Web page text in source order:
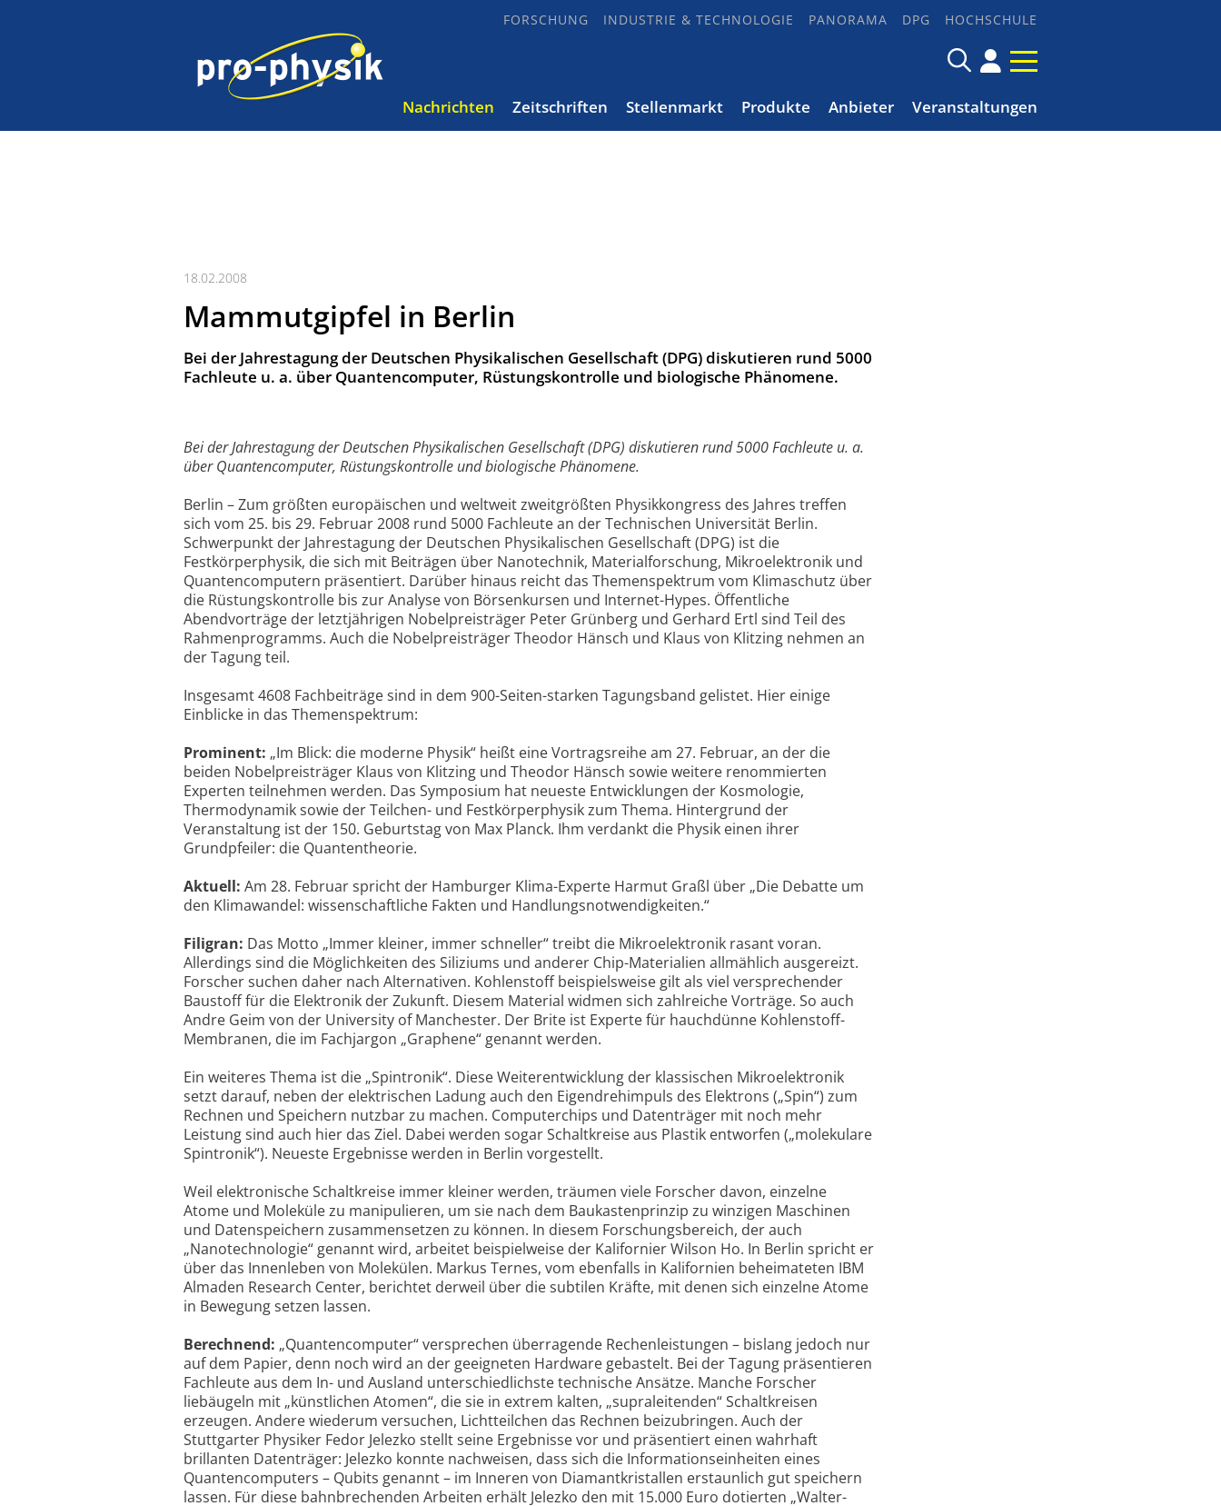
FORSCHUNG INDUSTRIE & TECHNOLOGIE PANORAMA DPG HOCHSCHULE
Nachrichten Zeitschriften Stellenmarkt Produkte Anbieter Veranstaltungen
18.02.2008
Mammutgipfel in Berlin
Bei der Jahrestagung der Deutschen Physikalischen Gesellschaft (DPG) diskutieren rund 5000
Fachleute u. a. über Quantencomputer, Rüstungskontrolle und biologische Phänomene.
Bei der Jahrestagung der Deutschen Physikalischen Gesellschaft (DPG) diskutieren rund 5000 Fachleute u. a.
über Quantencomputer, Rüstungskontrolle und biologische Phänomene.
Berlin – Zum größten europäischen und weltweit zweitgrößten Physikkongress des Jahres treffen
sich vom 25. bis 29. Februar 2008 rund 5000 Fachleute an der Technischen Universität Berlin.
Schwerpunkt der Jahrestagung der Deutschen Physikalischen Gesellschaft (DPG) ist die
Festkörperphysik, die sich mit Beiträgen über Nanotechnik, Materialforschung, Mikroelektronik und
Quantencomputern präsentiert. Darüber hinaus reicht das Themenspektrum vom Klimaschutz über
die Rüstungskontrolle bis zur Analyse von Börsenkursen und Internet-Hypes. Öffentliche
Abendvorträge der letztjährigen Nobelpreisträger Peter Grünberg und Gerhard Ertl sind Teil des
Rahmenprogramms. Auch die Nobelpreisträger Theodor Hänsch und Klaus von Klitzing nehmen an
der Tagung teil.
Insgesamt 4608 Fachbeiträge sind in dem 900-Seiten-starken Tagungsband gelistet. Hier einige
Einblicke in das Themenspektrum:
Prominent: „Im Blick: die moderne Physik“ heißt eine Vortragsreihe am 27. Februar, an der die
beiden Nobelpreisträger Klaus von Klitzing und Theodor Hänsch sowie weitere renommierten
Experten teilnehmen werden. Das Symposium hat neueste Entwicklungen der Kosmologie,
Thermodynamik sowie der Teilchen- und Festkörperphysik zum Thema. Hintergrund der
Veranstaltung ist der 150. Geburtstag von Max Planck. Ihm verdankt die Physik einen ihrer
Grundpfeiler: die Quantentheorie.
Aktuell: Am 28. Februar spricht der Hamburger Klima-Experte Harmut Graßl über „Die Debatte um
den Klimawandel: wissenschaftliche Fakten und Handlungsnotwendigkeiten.“
Filigran: Das Motto „Immer kleiner, immer schneller“ treibt die Mikroelektronik rasant voran.
Allerdings sind die Möglichkeiten des Siliziums und anderer Chip-Materialien allmählich ausgereizt.
Forscher suchen daher nach Alternativen. Kohlenstoff beispielsweise gilt als viel versprechender
Baustoff für die Elektronik der Zukunft. Diesem Material widmen sich zahlreiche Vorträge. So auch
Andre Geim von der University of Manchester. Der Brite ist Experte für hauchdünne Kohlenstoff-
Membranen, die im Fachjargon „Graphene“ genannt werden.
Ein weiteres Thema ist die „Spintronik“. Diese Weiterentwicklung der klassischen Mikroelektronik
setzt darauf, neben der elektrischen Ladung auch den Eigendrehimpuls des Elektrons („Spin“) zum
Rechnen und Speichern nutzbar zu machen. Computerchips und Datenträger mit noch mehr
Leistung sind auch hier das Ziel. Dabei werden sogar Schaltkreise aus Plastik entworfen („molekulare
Spintronik“). Neueste Ergebnisse werden in Berlin vorgestellt.
Weil elektronische Schaltkreise immer kleiner werden, träumen viele Forscher davon, einzelne
Atome und Moleküle zu manipulieren, um sie nach dem Baukastenprinzip zu winzigen Maschinen
und Datenspeichern zusammensetzen zu können. In diesem Forschungsbereich, der auch
„Nanotechnologie“ genannt wird, arbeitet beispielweise der Kalifornier Wilson Ho. In Berlin spricht er
über das Innenleben von Molekülen. Markus Ternes, vom ebenfalls in Kalifornien beheimateten IBM
Almaden Research Center, berichtet derweil über die subtilen Kräfte, mit denen sich einzelne Atome
in Bewegung setzen lassen.
Berechnend: „Quantencomputer“ versprechen überragende Rechenleistungen – bislang jedoch nur
auf dem Papier, denn noch wird an der geeigneten Hardware gebastelt. Bei der Tagung präsentieren
Fachleute aus dem In- und Ausland unterschiedlichste technische Ansätze. Manche Forscher
liebäugeln mit „künstlichen Atomen“, die sie in extrem kalten, „supraleitenden“ Schaltkreisen
erzeugen. Andere wiederum versuchen, Lichtteilchen das Rechnen beizubringen. Auch der
Stuttgarter Physiker Fedor Jelezko stellt seine Ergebnisse vor und präsentiert einen wahrhaft
brillanten Datenträger: Jelezko konnte nachweisen, dass sich die Informationseinheiten eines
Quantencomputers – Qubits genannt – im Inneren von Diamantkristallen erstaunlich gut speichern
lassen. Für diese bahnbrechenden Arbeiten erhält Jelezko den mit 15.000 Euro dotierten „Walter-